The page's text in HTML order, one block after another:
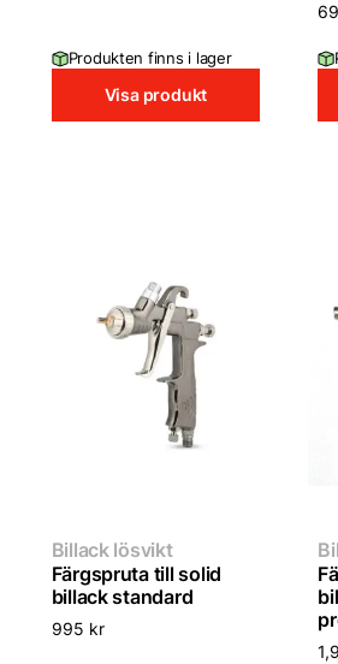
Produkten finns i lager
Visa produkt
Billack lösvikt
Färgspruta till solid
billack standard
995 kr